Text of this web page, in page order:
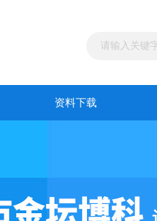
资料下载